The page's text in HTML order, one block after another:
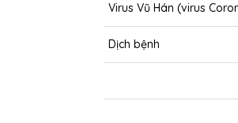
Virus Vũ Hán (virus
Dịch bệnh